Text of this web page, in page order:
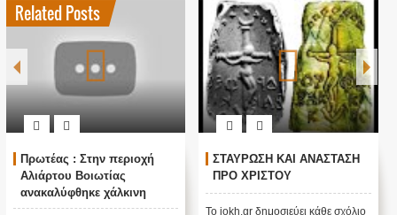
Related Posts
Πρωτέας : Στην περιοχή
Αλιάρτου Βοιωτίας
ανακαλύφθηκε χάλκινη
πινακίδα με γράμματα που
ΣΤΑΥΡΩΣΗ ΚΑΙ ΑΝΑΣΤΑΣΗ
ΠΡΟ ΧΡΙΣΤΟΥ
Το iokh.gr δημοσιεύει κάθε σχόλιο